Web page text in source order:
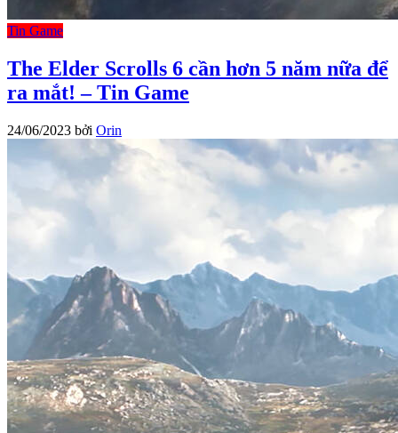
Tin Game
The Elder Scrolls 6 cần hơn 5 năm nữa để
ra mắt! – Tin Game
24/06/2023 bởi Orin